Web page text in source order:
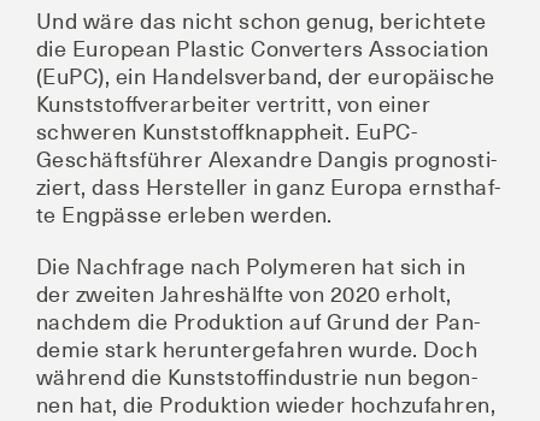
Und wäre das nicht schon genug, berich­te­te
die Euro­pean Pla­s­tic Con­ver­ters Asso­cia­ti­on
(EuPC), ein Han­dels­ver­band, der euro­päi­sche
Kunst­stoff­ver­ar­bei­ter ver­tritt, von einer
schwe­ren Kunst­stoff­knapp­heit. EuPC-
Geschäfts­füh­rer Alex­and­re Dan­gis pro­gnos­ti­
ziert, dass Her­stel­ler in ganz Euro­pa ernst­haf­
te Eng­päs­se erle­ben werden.
Die Nach­fra­ge nach Poly­me­ren hat sich in
der zwei­ten Jah­res­hälf­te von 2020 erholt,
nach­dem die Pro­duk­ti­on auf Grund der Pan­
de­mie stark her­un­ter­ge­fah­ren wur­de. Doch
wäh­rend die Kunst­stoff­in­dus­trie nun begon­
nen hat, die Pro­duk­ti­on wie­der hoch­zu­fah­ren,